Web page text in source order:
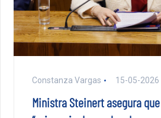
Constanza Vargas 15-05-2026
Ministra Steinert asegura